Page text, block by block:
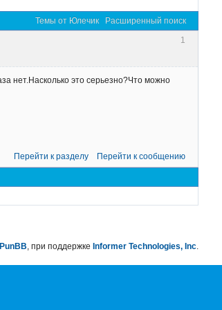
Темы от Юлечик
Расширенный поиск
1
нет.Насколько это серьезно?Что можно
Перейти к разделу Перейти к сообщению
PunBB, при поддержке Informer Technologies, Inc.